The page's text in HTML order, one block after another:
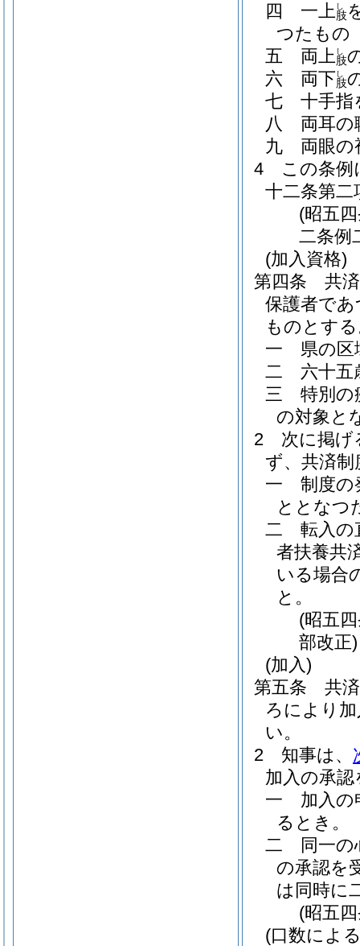
四
一上肢
し
つたもの
五
両上肢
し
六
両下肢
し
七
十手指
八
両耳の
九
両眼の
4
この条例
十二条第
(昭五
二条例
(加入資格)
第四条
共
保護者で
ものとす
一
県の区
二
六十五
三
特別の
の対象と
2
次に掲げ
ず、共済
一
制度の
ととなつ
二
転入の
者扶養共
いる場合
と。
(昭五
部改正)
(加入)
第五条
共
ろにより
い。
2
知事は、
加入の承
一
加入の
るとき。
二
同一
の承認を
は同時に
(昭五
(口数によ